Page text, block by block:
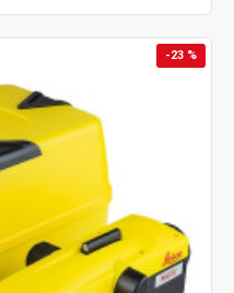
-23 %